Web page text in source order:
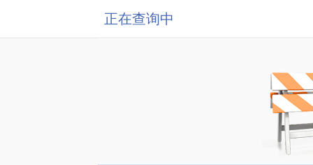
正在查询中